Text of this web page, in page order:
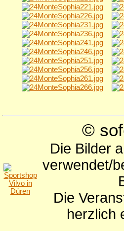
©
Die Bilder
verwendet/
Die
herzlich